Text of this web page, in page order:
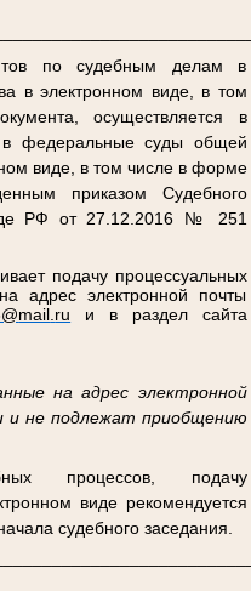
по судебным делам в
в электронном виде, в том
осуществляется в
в федеральные суды общей
виде, в том числе в форме
приказом Судебного
РФ от 27.12.2016 № 251
подачу процессуальных
адрес электронной почты
mail ru
и в раздел сайта
на адрес электронной
и не подлежат приобщению
процессов, подачу
виде рекомендуется
судебного заседания.